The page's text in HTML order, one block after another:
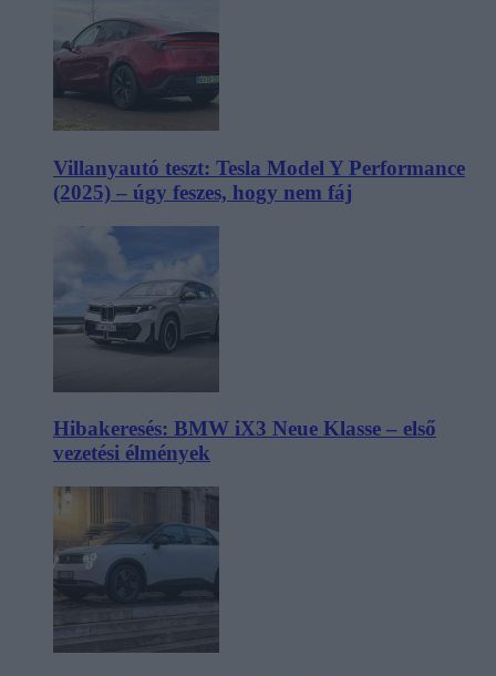
Villanyautó teszt: Tesla Model Y Performance
(2025) – úgy feszes, hogy nem fáj
Hibakeresés: BMW iX3 Neue Klasse – első
vezetési élmények